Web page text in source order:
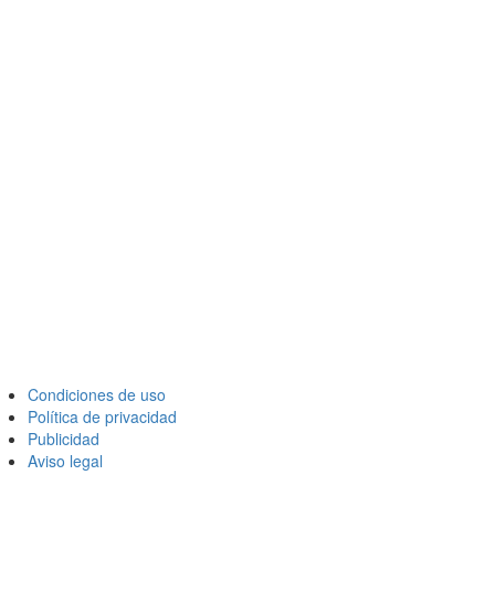
Condiciones de uso
Política de privacidad
Publicidad
Aviso legal